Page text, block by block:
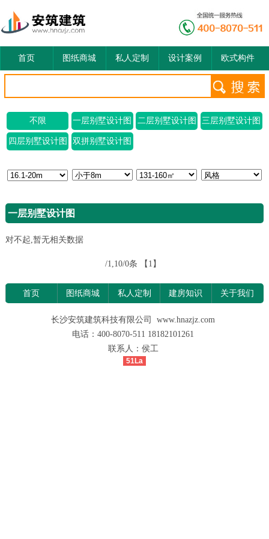
首页 图纸商城 私人定制 设计案例 欧式构件
不限 一层别墅设计图 二层别墅设计图 三层别墅设计图
四层别墅设计图 双拼别墅设计图
一层别墅设计图
对不起,暂无相关数据
/1,10/0条 【1】
首页 图纸商城 私人定制 建房知识 关于我们
长沙安筑建筑科技有限公司 www.hnazjz.com
电话：400-8070-511 18182101261
联系人：侯工
51La